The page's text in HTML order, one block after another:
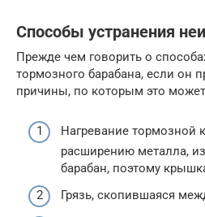
Способы устранения
Прежде чем говорить о
тормозного барабана, если он
причины, по которым это
Нагревание тормозной
расширению металла,
барабан, поэтому
Грязь, скопившаяся